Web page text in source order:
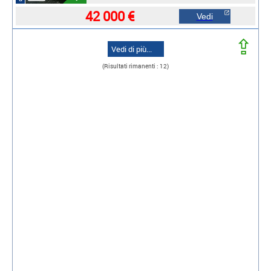
42 000 € Vedi
⇪
Vedi di più...
(Risultati rimanenti : 12)